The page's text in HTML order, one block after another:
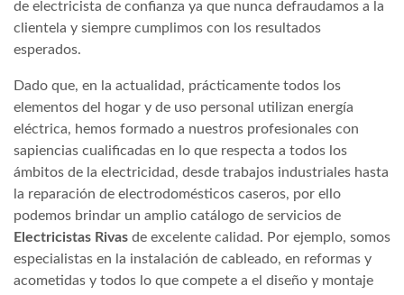
de electricista de confianza ya que nunca defraudamos a la
clientela y siempre cumplimos con los resultados
esperados.
Dado que, en la actualidad, prácticamente todos los
elementos del hogar y de uso personal utilizan energía
eléctrica, hemos formado a nuestros profesionales con
sapiencias cualificadas en lo que respecta a todos los
ámbitos de la electricidad, desde trabajos industriales hasta
la reparación de electrodomésticos caseros, por ello
podemos brindar un amplio catálogo de servicios de
Electricistas Rivas de excelente calidad. Por ejemplo, somos
especialistas en la instalación de cableado, en reformas y
acometidas y todos lo que compete a el diseño y montaje